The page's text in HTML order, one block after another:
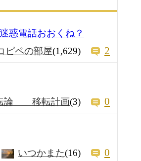
惑電話おおくね？
ピペの部屋(1,629) 2
論 移転計画(3) 0
いつかまた(16) 0